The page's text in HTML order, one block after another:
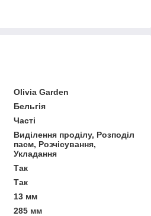
Olivia Garden
Бельгія
Часті
Виділення проділу, Розподіл
пасм, Розчісування,
Укладання
Так
Так
13 мм
285 мм